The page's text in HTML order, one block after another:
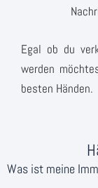
Egal ob du
werden
besten Händen.
Was ist meine